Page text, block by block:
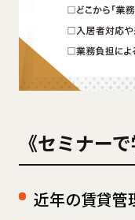
《セミナー
近年の賃貸管